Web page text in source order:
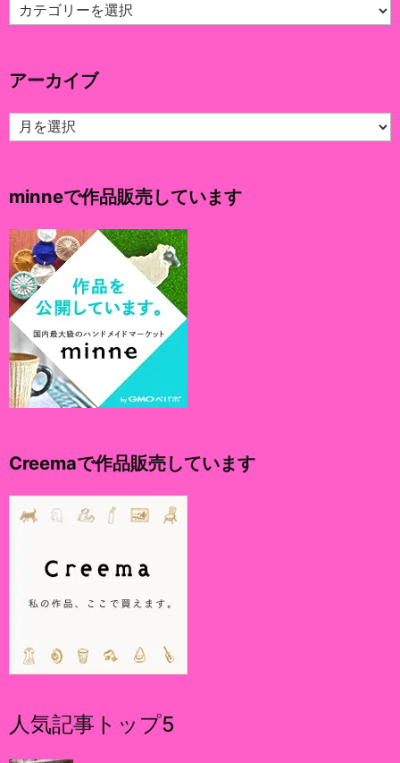
カ
テ
ー
アーカイブ
ア
ー
ブ
minneで作品販売しています
Creemaで作品販売しています
人気記事トップ5